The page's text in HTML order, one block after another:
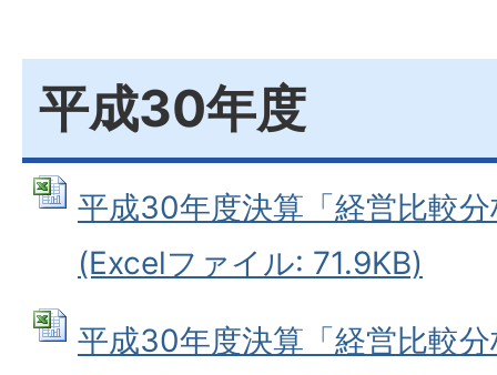
平成30年度
平成30年度決算「経営比較
(Excelファイル: 71.9KB)
平成30年度決算「経営比較